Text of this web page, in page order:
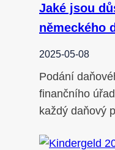
Jaké jsou
německého
2025-05-08
Podání
finančního
každý daňový